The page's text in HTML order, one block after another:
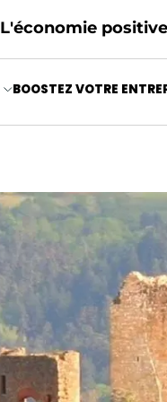
L'économie
BOOSTEZ VOTRE